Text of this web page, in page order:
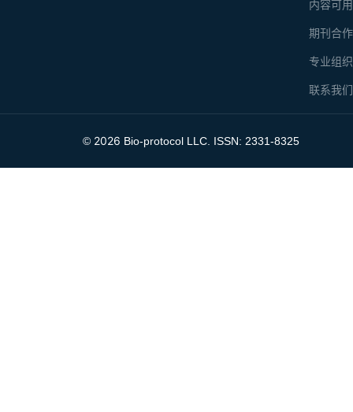
内容可
期刊合
专业组
联系我们
© 2026 Bio-protocol LLC. ISSN: 2331-8325